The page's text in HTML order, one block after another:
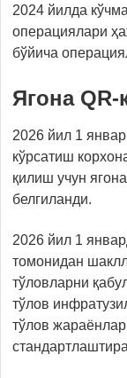
2024 йилда
операциялари
бўйича
Ягона
2026 йил 1
кўрсатиш
қилиш учун
белгиланди.
2026 йил 1
томонидан
тўловларни
тўлов
тўлов